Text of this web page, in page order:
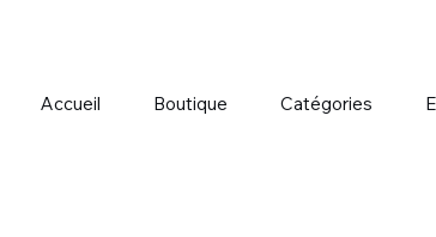
Accueil Boutique Catégories